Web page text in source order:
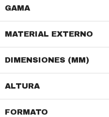
GAMA
MATERIAL EXTERNO
DIMENSIONES (MM)
ALTURA
FORMATO